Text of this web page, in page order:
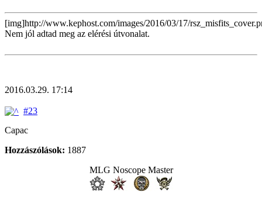
[img]http://www.kephost.com/images/2016/03/17/
Nem jól adtad meg az elérési útvonalat.
2016.03.29. 17:14
#23
Capac
Hozzászólások: 1887
MLG Noscope Master